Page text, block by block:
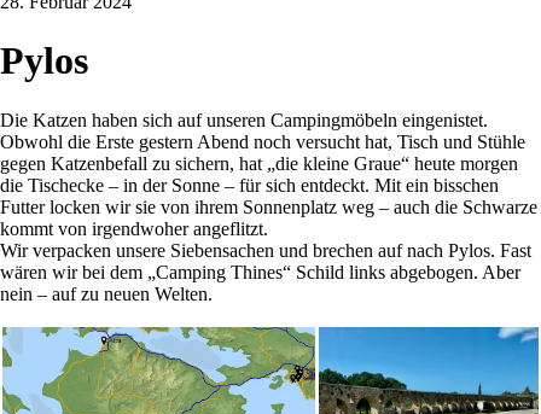
Pylos
Die Katzen haben sich auf unseren Campingmöbeln eingenistet.
Obwohl die Erste gestern Abend noch versucht hat, Tisch und Stühle
gegen Katzenbefall zu sichern, hat „die kleine Graue“ heute morgen
die Tischecke – in der Sonne – für sich entdeckt. Mit ein bisschen
Futter locken wir sie von ihrem Sonnenplatz weg – auch die Schwarze
kommt von irgendwoher angeflitzt.
Wir verpacken unsere Siebensachen und brechen auf nach Pylos. Fast
wären wir bei dem „Camping Thines“ Schild links abgebogen. Aber
nein – auf zu neuen Welten.